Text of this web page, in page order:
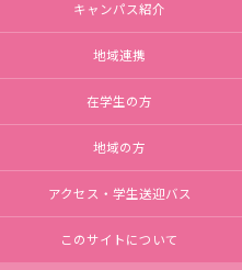
キャンパス紹介
地域連携
在学生の方
地域の方
アクセス・学生送迎バス
このサイトについて